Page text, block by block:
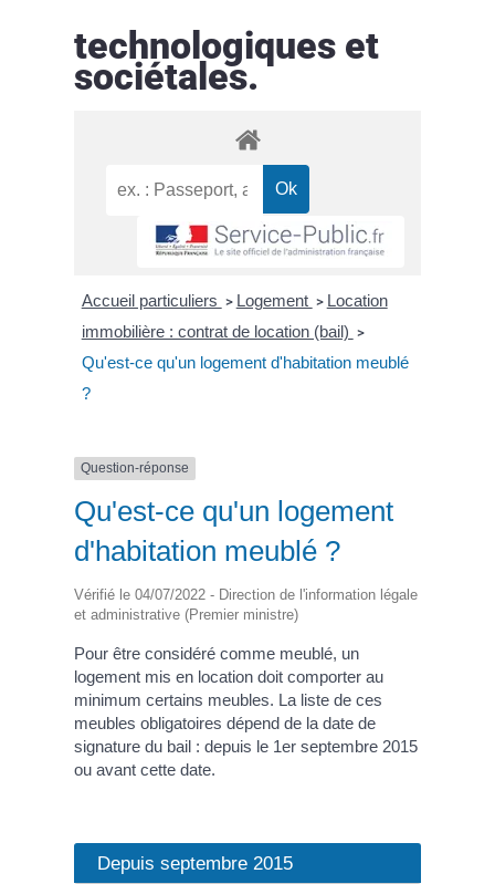
technologiques et
sociétales.
Accueil particuliers > Logement > Location
immobilière : contrat de location (bail) >
Qu'est-ce qu'un logement d'habitation meublé
?
Question-réponse
Qu'est-ce qu'un logement
d'habitation meublé ?
Vérifié le 04/07/2022 - Direction de l'information légale
et administrative (Premier ministre)
Pour être considéré comme meublé, un
logement mis en location doit comporter au
minimum certains meubles. La liste de ces
meubles obligatoires dépend de la date de
signature du bail : depuis le 1er septembre 2015
ou avant cette date.
Depuis septembre 2015